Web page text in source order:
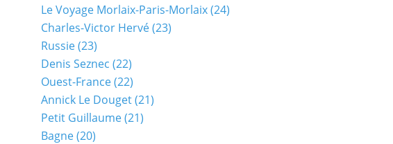
Le Voyage Morlaix-Paris-Morlaix(24)
Charles-Victor Hervé(23)
Russie(23)
Denis Seznec (22)
Ouest-France(22)
Annick Le Douget(21)
Petit Guillaume(21)
Bagne(20)